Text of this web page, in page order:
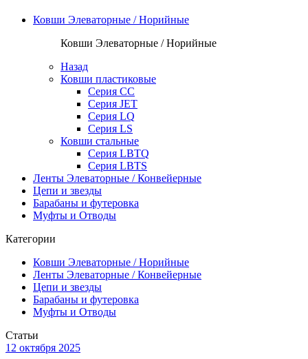
Ковши Элеваторные / Норийные
Ковши Элеваторные / Норийные
Назад
Ковши пластиковые
Серия CC
Серия JET
Серия LQ
Серия LS
Ковши стальные
Серия LBTQ
Серия LBTS
Ленты Элеваторные / Конвейерные
Цепи и звезды
Барабаны и футеровка
Муфты и Отводы
Категории
Ковши Элеваторные / Норийные
Ленты Элеваторные / Конвейерные
Цепи и звезды
Барабаны и футеровка
Муфты и Отводы
Статьи
12 октября 2025